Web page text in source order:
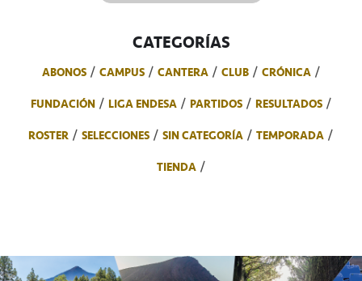
CATEGORÍAS
ABONOS CAMPUS CANTERA CLUB
CRÓNICA
FUNDACIÓN
LIGA ENDESA PARTIDOS
RESULTADOS
ROSTER
SELECCIONES SIN CATEGORÍA
TEMPORADA
TIENDA